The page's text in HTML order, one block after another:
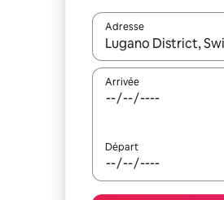
Adresse
Lorsque les résultats
Arrivée
Départ